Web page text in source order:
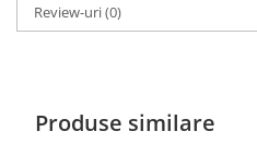
Review-uri(0)
Produse similare